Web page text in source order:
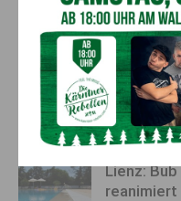
Aktuell 7.
Bargeld
Polizei
Aktuell 7.
Lienz: